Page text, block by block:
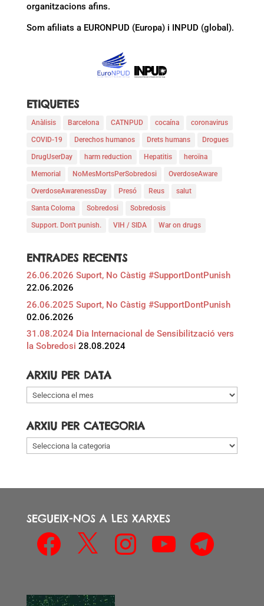
organitzacions afins.
Som afiliats a EURONPUD (Europa) i INPUD (global).
ETIQUETES
Anàlisis Barcelona CATNPUD cocaína coronavirus
COVID-19 Derechos humanos Drets humans Drogues
DrugUserDay harm reduction Hepatitis heroïna
Memorial NoMesMortsPerSobredosi OverdoseAware
OverdoseAwarenessDay Presó Reus salut
Santa Coloma Sobredosi Sobredosis
Support. Don't punish. VIH / SIDA War on drugs
ENTRADES RECENTS
26.06.2026 Suport, No Càstig #SupportDontPunish
22.06.2026
26.06.2025 Suport, No Càstig #SupportDontPunish
02.06.2026
31.08.2024 Dia Internacional de Sensibilització vers
la Sobredosi 28.08.2024
ARXIU PER DATA
Arxiu
per
ARXIU PER CATEGORIA
Arxiu
per
SEGUEIX-NOS A LES XARXES
Facebook Instagram Telegram